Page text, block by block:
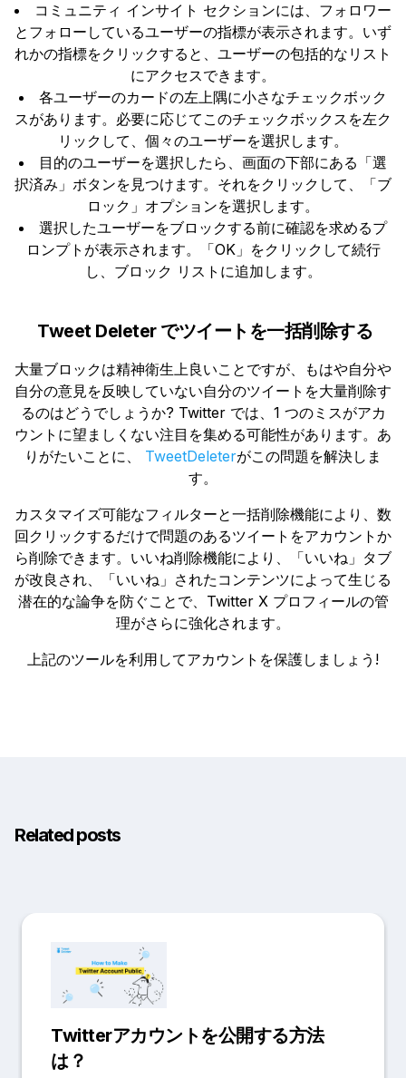
コミュニティ インサイト セクションには、フォロワー
とフォローしているユーザーの指標が表示されます。いず
れかの指標をクリックすると、ユーザーの包括的なリスト
にアクセスできます。
各ユーザーのカードの左上隅に小さなチェックボック
スがあります。必要に応じてこのチェックボックスを左ク
リックして、個々のユーザーを選択します。
目的のユーザーを選択したら、画面の下部にある「選
択済み」ボタンを見つけます。それをクリックして、「ブ
ロック」オプションを選択します。
選択したユーザーをブロックする前に確認を求めるプ
ロンプトが表示されます。「OK」をクリックして続行
し、ブロック リストに追加します。
Tweet Deleter でツイートを一括削除する
大量ブロックは精神衛生上良いことですが、もはや自分や
自分の意見を反映していない自分のツイートを大量削除す
るのはどうでしょうか? Twitter では、1 つのミスがアカ
ウントに望ましくない注目を集める可能性があります。あ
りがたいことに、 TweetDeleterがこの問題を解決しま
す。
カスタマイズ可能なフィルターと一括削除機能により、数
回クリックするだけで問題のあるツイートをアカウントか
ら削除できます。いいね削除機能により、「いいね」タブ
が改良され、「いいね」されたコンテンツによって生じる
潜在的な論争を防ぐことで、Twitter X プロフィールの管
理がさらに強化されます。
上記のツールを利用してアカウントを保護しましょう!
Related posts
Twitterアカウントを公開する方法
は？